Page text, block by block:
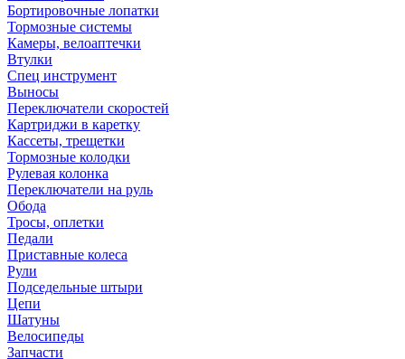
Бортировочные лопатки
Тормозные системы
Камеры, велоаптечки
Втулки
Спец инструмент
Выносы
Переключатели скоростей
Картриджи в каретку
Кассеты, трещетки
Тормозные колодки
Рулевая колонка
Переключатели на руль
Обода
Тросы, оплетки
Педали
Приставные колеса
Рули
Подседельные штыри
Цепи
Шатуны
Велосипеды
Запчасти